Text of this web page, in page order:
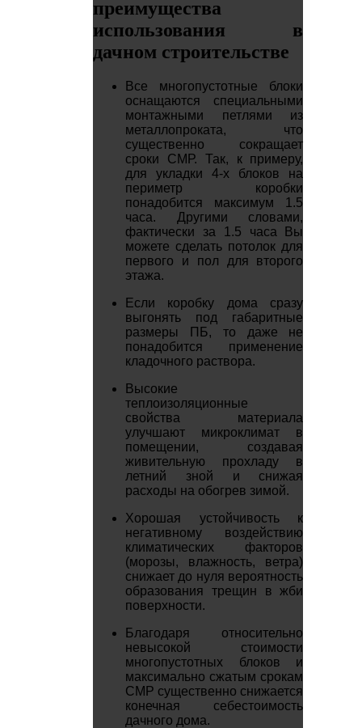
преимущества
использования в
дачном строительстве
Все многопустотные блоки
оснащаются специальными
монтажными петлями из
металлопроката, что
существенно сокращает
сроки СМР. Так, к примеру,
для укладки 4-х блоков на
периметр коробки
понадобится максимум 1.5
часа. Другими словами,
фактически за 1.5 часа Вы
можете сделать потолок для
первого и пол для второго
этажа.
Если коробку дома сразу
выгонять под габаритные
размеры ПБ, то даже не
понадобится применение
кладочного раствора.
Высокие
теплоизоляционные
свойства материала
улучшают микроклимат в
помещении, создавая
живительную прохладу в
летний зной и снижая
расходы на обогрев зимой.
Хорошая устойчивость к
негативному воздействию
климатических факторов
(морозы, влажность, ветра)
снижает до нуля вероятность
образования трещин в жби
поверхности.
Благодаря относительно
невысокой стоимости
многопустотных блоков и
максимально сжатым срокам
СМР существенно снижается
конечная себестоимость
дачного дома.